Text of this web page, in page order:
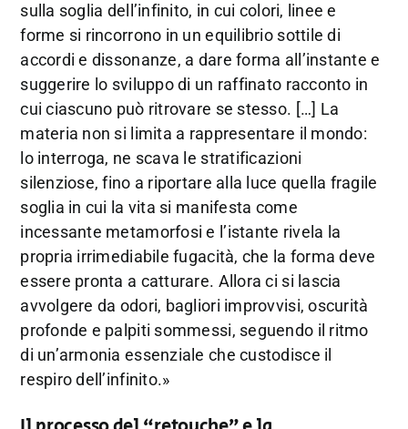
sulla soglia dell’infinito, in cui colori, linee e
forme si rincorrono in un equilibrio sottile di
accordi e dissonanze, a dare forma all’instante e
suggerire lo sviluppo di un raffinato racconto in
cui ciascuno può ritrovare se stesso. […] La
materia non si limita a rappresentare il mondo:
lo interroga, ne scava le stratificazioni
silenziose, fino a riportare alla luce quella fragile
soglia in cui la vita si manifesta come
incessante metamorfosi e l’istante rivela la
propria irrimediabile fugacità, che la forma deve
essere pronta a catturare. Allora ci si lascia
avvolgere da odori, bagliori improvvisi, oscurità
profonde e palpiti sommessi, seguendo il ritmo
di un’armonia essenziale che custodisce il
respiro dell’infinito.»